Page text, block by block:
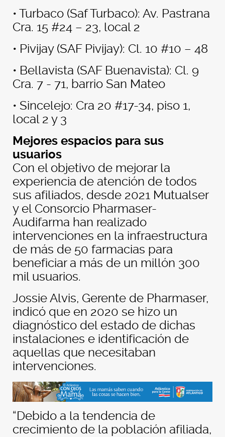
• Turbaco (Saf Turbaco): Av. Pastrana
Cra. 15 #24 – 23, local 2
• Pivijay (SAF Pivijay): Cl. 10 #10 – 48
• Bellavista (SAF Buenavista): Cl. 9
Cra. 7 - 71, barrio San Mateo
• Sincelejo: Cra 20 #17-34, piso 1,
local 2 y 3
Mejores espacios para sus
usuarios
Con el objetivo de mejorar la
experiencia de atención de todos
sus afiliados, desde 2021 Mutualser
y el Consorcio Pharmaser-
Audifarma han realizado
intervenciones en la infraestructura
de más de 50 farmacias para
beneficiar a más de un millón 300
mil usuarios.
Jossie Alvis, Gerente de Pharmaser,
indicó que en 2020 se hizo un
diagnóstico del estado de dichas
instalaciones e identificación de
aquellas que necesitaban
intervenciones.
“Debido a la tendencia de
crecimiento de la población afiliada,